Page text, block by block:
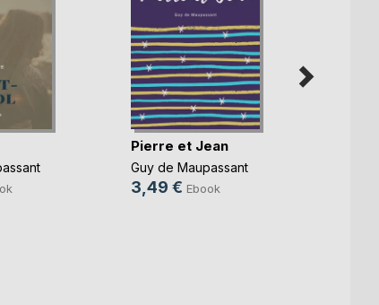
Pierre et Jean
Guy de Maupassant
3,49 € Ebook